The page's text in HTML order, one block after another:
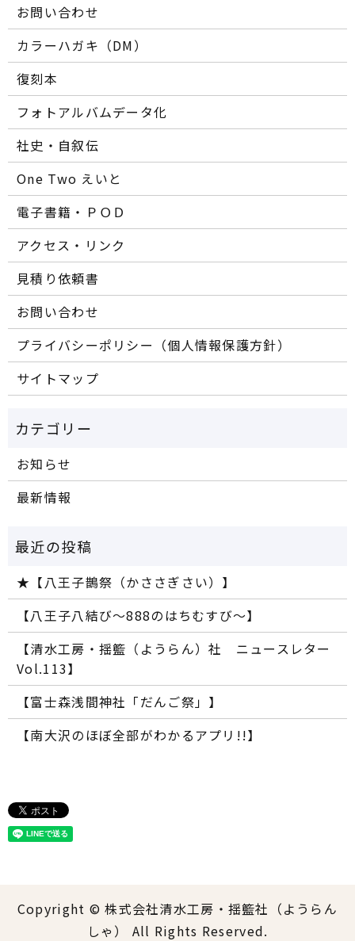
お問い合わせ
カラーハガキ（DM）
復刻本
フォトアルバムデータ化
社史・自叙伝
One Two えいと
電子書籍・ＰＯＤ
アクセス・リンク
見積り依頼書
お問い合わせ
プライバシーポリシー（個人情報保護方針）
サイトマップ
お知らせ
最新情報
★【八王子鵲祭（かささぎさい）】
【八王子八結び～888のはちむすび～】
【清水工房・揺籃（ようらん）社 ニュースレター
Vol.113】
【富士森浅間神社「だんご祭」】
【南大沢のほぼ全部がわかるアプリ!!】
Copyright © 株式会社清水工房・揺籃社（ようらん
しゃ） All Rights Reserved.